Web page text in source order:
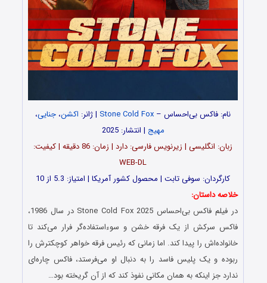
نام: فاکس بی‌احساس – Stone Cold Fox | ژانر: اکشن، جنایی،
مهیج | انتشار: 2025
زبان: انگلیسی | زیرنویس فارسی: دارد | زمان: 86 دقیقه | کیفیت:
WEB-DL
کارگردان: سوفی تابت | محصول کشور آمریکا | امتیاز: 5.3 از 10
خلاصه داستان:
در فیلم فاکس بی‌احساس Stone Cold Fox 2025 در سال 1986،
فاکس سرکش از یک فرقه خشن و سوءاستفاده‌گر فرار می‌‌کند تا
خانواده‌اش را پیدا کند. اما زمانی که رئیس فرقه خواهر کوچکترش را
ربوده و یک پلیس فاسد را به دنبال او می‌فرستد، فاکس چاره‌ای
ندارد جز اینکه به همان مکانی نفوذ کند که از آن گریخته بود…